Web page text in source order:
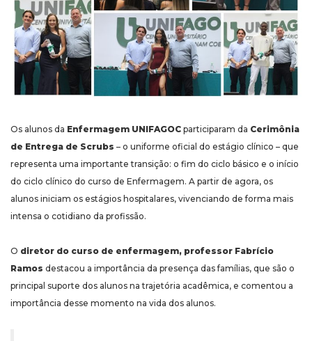
Os alunos da Enfermagem UNIFAGOC participaram da Cerimônia
de Entrega de Scrubs – o uniforme oficial do estágio clínico – que
representa uma importante transição: o fim do ciclo básico e o início
do ciclo clínico do curso de Enfermagem. A partir de agora, os
alunos iniciam os estágios hospitalares, vivenciando de forma mais
intensa o cotidiano da profissão.
O diretor do curso de enfermagem, professor Fabrício
Ramos destacou a importância da presença das famílias, que são o
principal suporte dos alunos na trajetória acadêmica, e comentou a
importância desse momento na vida dos alunos.